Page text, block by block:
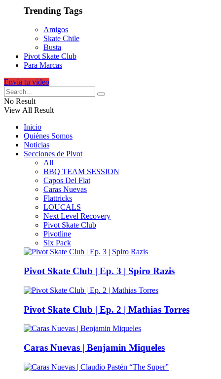
Trending Tags
Amigos
Skate Chile
Busta
Pivot Skate Club
Para Marcas
Envía tu video
No Result
View All Result
Inicio
Quiénes Somos
Noticias
Secciones de Pivot
All
BBQ TEAM SESSION
Capos Del Flat
Caras Nuevas
Flattricks
LOUCALS
Next Level Recovery
Pivot Skate Club
Pivotline
Six Pack
Pivot Skate Club | Ep. 3 | Spiro Razis
Pivot Skate Club | Ep. 2 | Mathias Torres
Caras Nuevas | Benjamin Miqueles